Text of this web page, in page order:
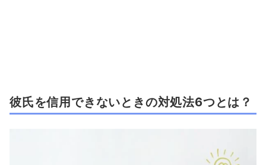
彼氏を信用できないときの対処法6つとは？